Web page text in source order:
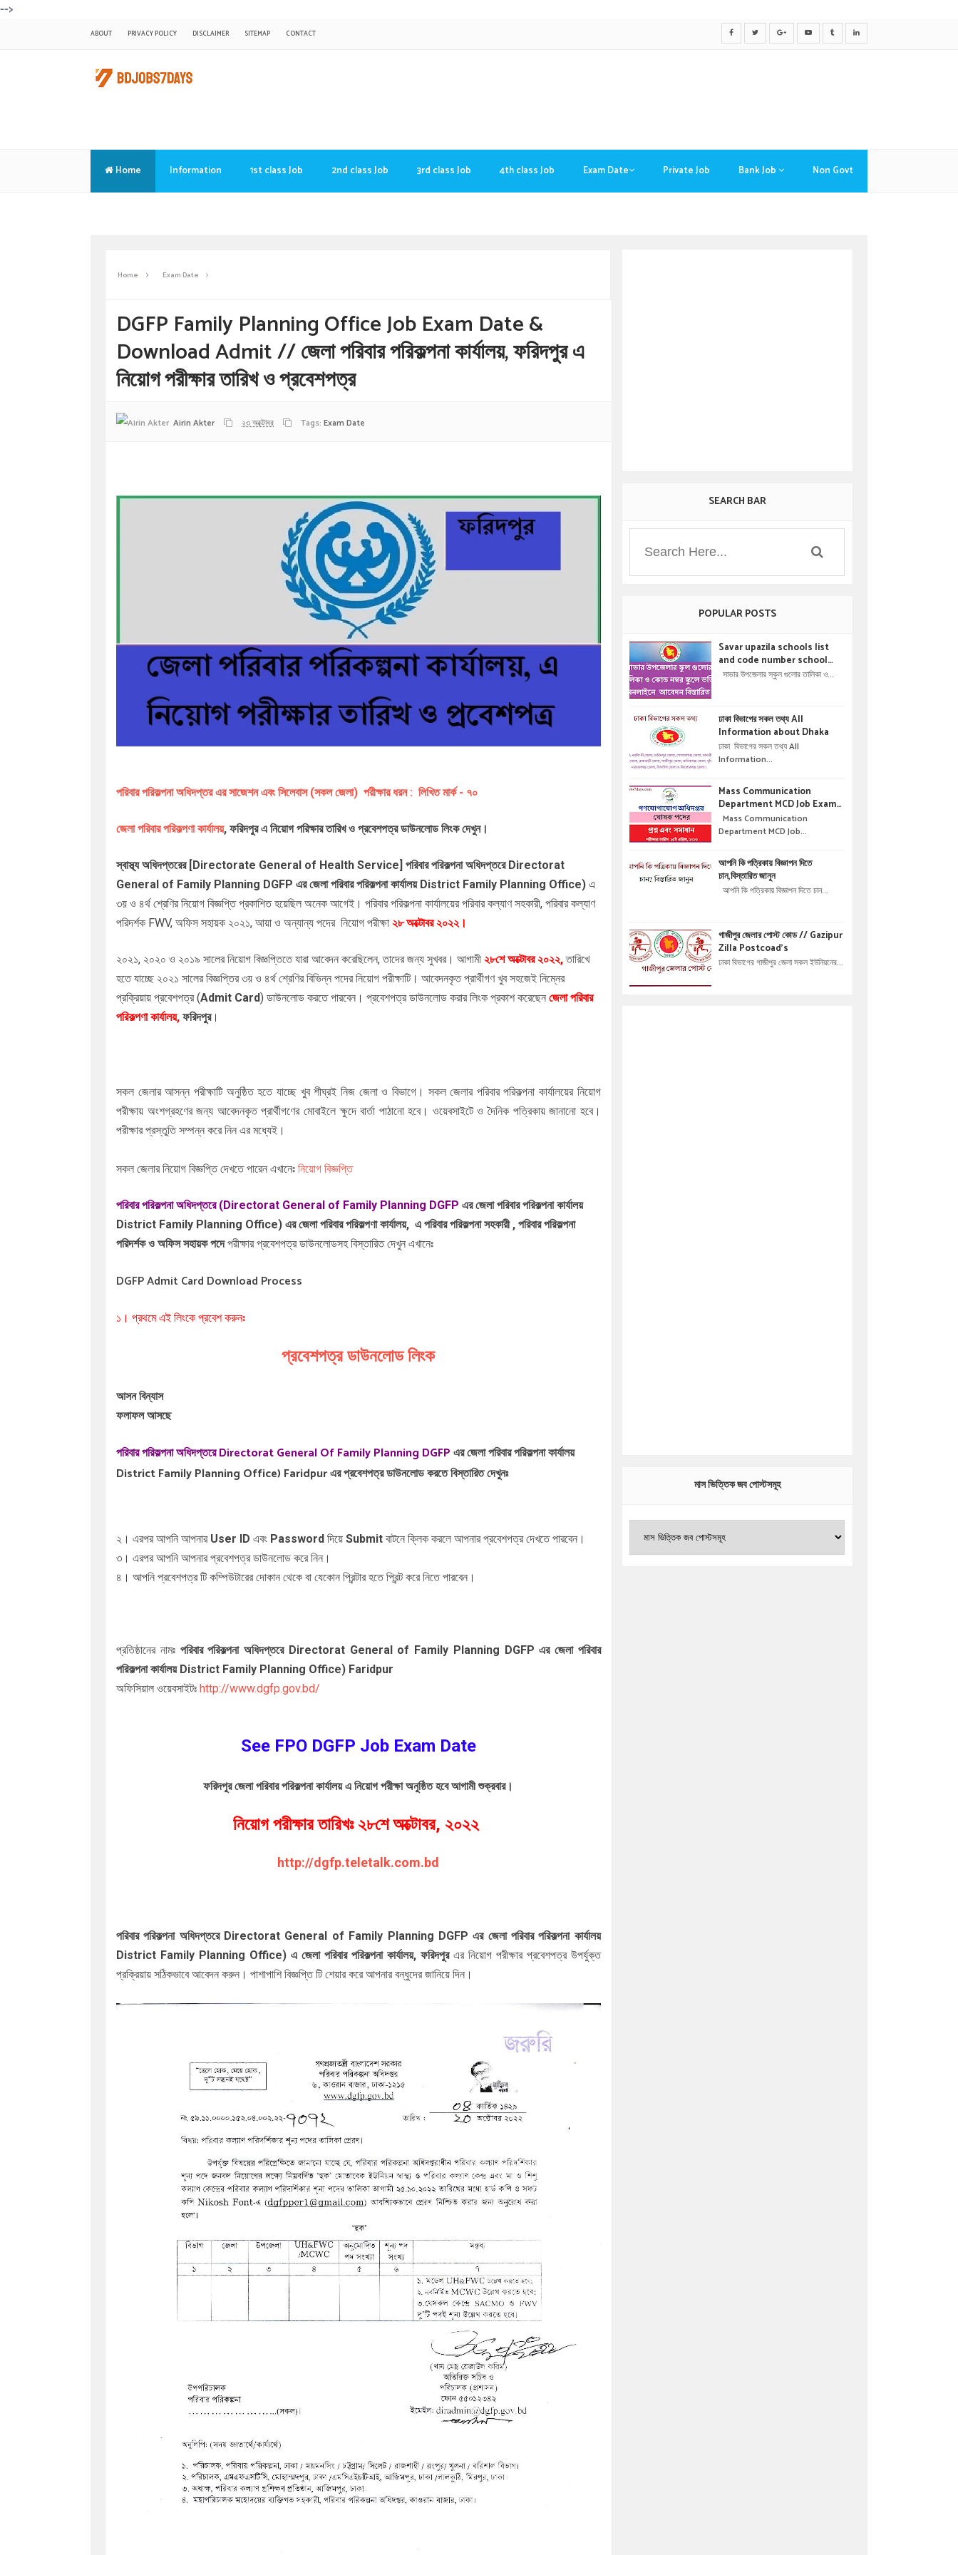
-->
ABOUT PRIVACY POLICY DISCLAIMER SITEMAP CONTACT
Home Information 1st class Job 2nd class Job 3rd class Job 4th class Job Exam Date Private Job Bank Job Non Govt
Home Exam Date
DGFP Family Planning Office Job Exam Date &
Download Admit // জেলা পরিবার পরিকল্পনা কার্যালয়, ফরিদপুর এ
নিয়োগ পরীক্ষার তারিখ ও প্রবেশপত্র
Airin Akter ২৩ অক্টোবর Tags: Exam Date
পরিবার পরিকল্পনা অধিদপ্তর এর সাজেশন এবং সিলেবাস (সকল জেলা) পরীক্ষার ধরন : লিখিত মার্ক - ৭০
জেলা পরিবার পরিকল্পণা কার্যালয়, ফরিদপুরএ নিয়োগ পরিক্ষার তারিখ ও প্রবেশপত্র ডাউনলোড লিংক দেখুন।
স্বাস্থ্য অধিদপ্তরের [Directorate General of Health Service] পরিবার পরিকল্পনা অধিদপ্তরে Directorat
General of Family Planning DGFP এর জেলা পরিবার পরিকল্পনা কার্যালয় District Family Planning Office) এ
৩য় ও ৪র্থ শ্রেণির নিয়োগ বিজ্ঞপ্তি প্রকাশিত হয়েছিল অনেক আগেই। পরিবার পরিকল্পনা কার্যালয়েরপরিবার কল্যাণ সহকারী, পরিবার কল্যাণ
পরিদর্শক FWV, অফিস সহায়ক ২০২১, আয়া ও অন্যান্য পদের নিয়োগ পরীক্ষা ২৮ অক্টোবর২০২২।
২০২১, ২০২০ ও ২০১৯ সালের নিয়োগ বিজ্ঞপ্তিতে যারা আবেদন করেছিলেন, তাদের জন্য সুখবর। আগামী ২৮শে অক্টোবর২০২২,তারিখে
হতে যাচ্ছে ২০২১ সালের বিজ্ঞপ্তির ৩য় ও ৪র্থ শ্রেণির বিভিন্ন পদের নিয়োগ পরীক্ষাটি। আবেদনকৃত প্রার্থীগণ খুব সহজেই নিম্নের
প্রক্রিয়ায় প্রবেশপত্র (Admit Card) ডাউনলোড করতে পারবেন। প্রবেশপত্র ডাউনলোড করার লিংক প্রকাশ করেছেন জেলা পরিবার
পরিকল্পণা কার্যালয়, ফরিদপুর।
সকল জেলার আসন্ন পরীক্ষাটি অনুষ্ঠিত হতে যাচ্ছে খুব শীঘ্রই নিজ জেলা ও বিভাগে। সকল জেলার পরিবার পরিকল্পনা কার্যালয়ের নিয়োগ
পরীক্ষায় অংশগ্রহণের জন্য আবেদনকৃত প্রার্থীগণের মোবাইলে ক্ষুদে বার্তা পাঠানো হবে। ওয়েবসাইটে ও দৈনিক পত্রিকায় জানানো হবে।
পরীক্ষার প্রস্তুতি সম্পন্ন করে নিন এর মধ্যেই।
সকল জেলার নিয়োগ বিজ্ঞপ্তি দেখতে পারেন এখানেঃ নিয়োগ বিজ্ঞপ্তি
পরিবার পরিকল্পনা অধিদপ্তরে (Directorat General of Family Planning DGFP এর জেলা পরিবার পরিকল্পনা কার্যালয়
District Family Planning Office) এর জেলা পরিবার পরিকল্পণা কার্যালয়, এ পরিবার পরিকল্পনা সহকারী , পরিবার পরিকল্পনা
পরিদর্শক ও অফিস সহায়ক পদেপরীক্ষার প্রবেশপত্র ডাউনলোডসহ বিস্তারিত দেখুন এখানেঃ
DGFP Admit Card Download Process
১। প্রথমে এই লিংকে প্রবেশ করুনঃ
প্রবেশপত্র ডাউনলোড লিংক
আসন বিন্যাস
ফলাফল আসছে
পরিবার পরিকল্পনা অধিদপ্তরে Directorat General Of Family Planning DGFPএর জেলা পরিবার পরিকল্পনা কার্যালয়
District Family Planning Office) Faridpur এর প্রবেশপত্র ডাউনলোড করতে বিস্তারিত দেখুনঃ
২। এরপর আপনি আপনার User ID এবং Password দিয়ে Submit বাটনে ক্লিক করলে আপনার প্রবেশপত্র দেখতে পারবেন।
৩। এরপর আপনি আপনার প্রবেশপত্র ডাউনলোড করে নিন।
৪। আপনি প্রবেশপত্র টি কম্পিউটারের দোকান থেকে বা যেকোন প্রিন্টার হতে প্রিন্ট করে নিতে পারবেন।
প্রতিষ্ঠানের নামঃ পরিবার পরিকল্পনা অধিদপ্তরে Directorat General of Family Planning DGFP এর জেলা পরিবার
পরিকল্পনা কার্যালয় District Family Planning Office) Faridpur
অফিসিয়াল ওয়েবসাইটঃ http://www.dgfp.gov.bd/
See FPO DGFP Job Exam Date
ফরিদপুরজেলা পরিবার পরিকল্পনা কার্যালয় এ নিয়োগ পরীক্ষা অনুষ্ঠিত হবে আগামী শুক্রবার।
নিয়োগ পরীক্ষার তারিখঃ ২৮শে অক্টোবর, ২০২২
http://dgfp.teletalk.com.bd
পরিবার পরিকল্পনা অধিদপ্তরে Directorat General of Family Planning DGFP এর জেলা পরিবার পরিকল্পনা কার্যালয়
District Family Planning Office) এ জেলা পরিবার পরিকল্পনা কার্যালয়, ফরিদপুর এর নিয়োগ পরীক্ষার প্রবেশপত্র উপর্যুক্ত
প্রক্রিয়ায় সঠিকভাবে আবেদন করুন। পাশাপাশি বিজ্ঞপ্তি টি শেয়ার করে আপনার বন্ধুদের জানিয়ে দিন।
SEARCH BAR
POPULAR POSTS
Savar upazila schools list
and code number school
admisson online application
অনলাইনে আবেদন বিস্তারিত ।
সাভার উপজেলার স্কুল গুলোর তালিকা ও...
ঢাকা বিভাগের সকল তথ্য All
Information about Dhaka
ঢাকা বিভাগের সকল তথ্য All
Information...
Mass Communication
Department MCD Job Exam
Question & solution //
গণযোগাযোগ অধিদপ্তরে নিয়োগ পরীক্ষার
Mass Communication
Department MCD Job...
আপনি কি পত্রিকায় বিজ্ঞাপন দিতে
চান,বিস্তারিত জানুন
আপনি কি পত্রিকায় বিজ্ঞাপন দিতে চান...
গাজীপুর জেলার পোস্ট কোড // Gazipur
Zilla Postcoad's
ঢাকা বিভাগের গাজীপুর জেলা সকল ইউনিয়নের...
মাস ভিত্তিক জব পোস্টসমূহ